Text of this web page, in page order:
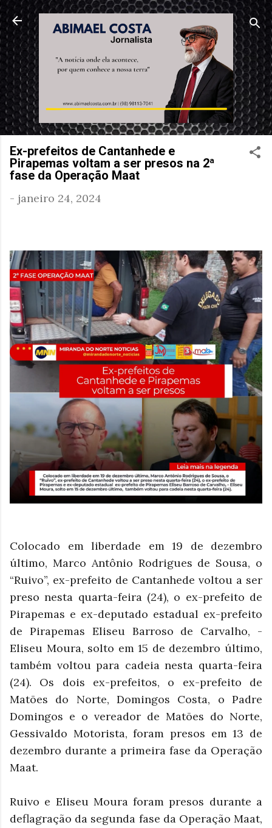
Pular para o conteúdo principal
Ex-prefeitos de Cantanhede e
Pirapemas voltam a ser presos na 2ª
fase da Operação Maat
- janeiro 24, 2024
Colocado em liberdade em 19 de dezembro
último, Marco Antônio Rodrigues de Sousa, o
“Ruivo”, ex-prefeito de Cantanhede voltou a ser
preso nesta quarta-feira (24), o ex-prefeito de
Pirapemas e ex-deputado estadual ex-prefeito
de Pirapemas Eliseu Barroso de Carvalho, -
Eliseu Moura, solto em 15 de dezembro último,
também voltou para cadeia nesta quarta-feira
(24). Os dois ex-prefeitos, o ex-prefeito de
Matões do Norte, Domingos Costa, o Padre
Domingos e o vereador de Matões do Norte,
Gessivaldo Motorista, foram presos em 13 de
dezembro durante a primeira fase da Operação
Maat.
Ruivo e Eliseu Moura foram presos durante a
deflagração da segunda fase da Operação Maat,